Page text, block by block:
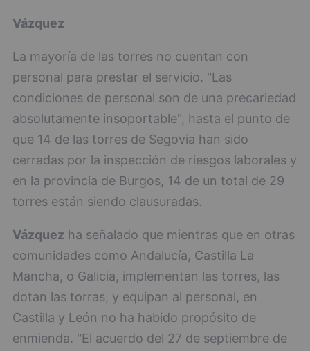
Vázquez
La mayoría de las torres no cuentan con
personal para prestar el servicio. "Las
condiciones de personal son de una precariedad
absolutamente insoportable", hasta el punto de
que 14 de las torres de Segovia han sido
cerradas por la inspección de riesgos laborales y
en la provincia de Burgos, 14 de un total de 29
torres están siendo clausuradas.
Vázquez ha señalado que mientras que en otras
comunidades como Andalucía, Castilla La
Mancha, o Galicia, implementan las torres, las
dotan las torras, y equipan al personal, en
Castilla y León no ha habido propósito de
enmienda. "El acuerdo del 27 de septiembre de